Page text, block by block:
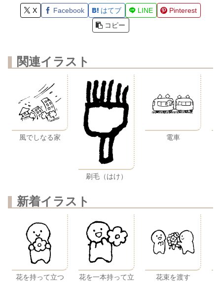
X Facebook はてブ LINE
Pinterest
コピー
関連イラスト
風でしなる家
刷毛（はけ）
電車
新着イラスト
花を持って立つ
花を一本持って立
花束を渡す